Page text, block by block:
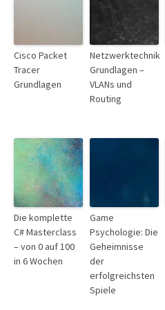
Cisco Packet
Tracer
Grundlagen
Netzwerktechnik
Grundlagen –
VLANs und
Routing
Die komplette
C# Masterclass
– von 0 auf 100
in 6 Wochen
Game
Psychologie: Die
Geheimnisse
der
erfolgreichsten
Spiele